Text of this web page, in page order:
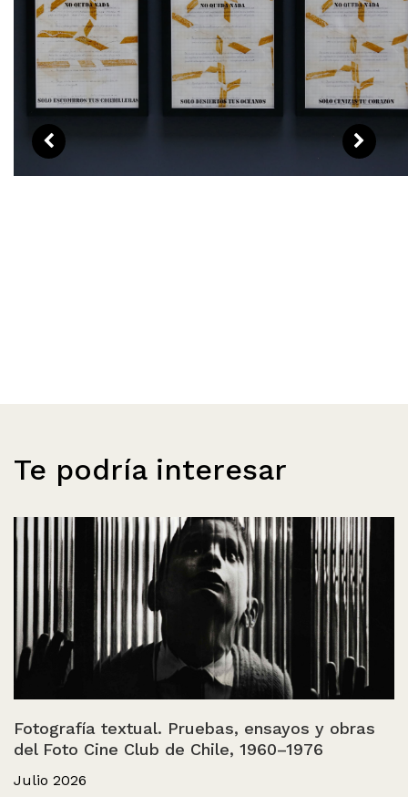
Te podría interesar
Fotografía textual. Pruebas, ensayos y obras
del Foto Cine Club de Chile, 1960–1976
Julio 2026